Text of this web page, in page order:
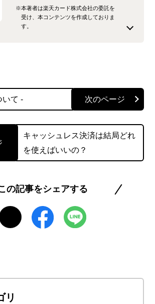
※本著者は楽天カード株式会社の委託を
受け、本コンテンツを作成しておりま
す。
た社員が、最新のキャンペーン情
、「お金の知っておきたい」を分
砕いてお届けします。
にわたって安心できるマネーリテ
ています。
いて -
キャッシュレス決済は結局どれ
を使えばいいの？
の記事をシェアする
リ